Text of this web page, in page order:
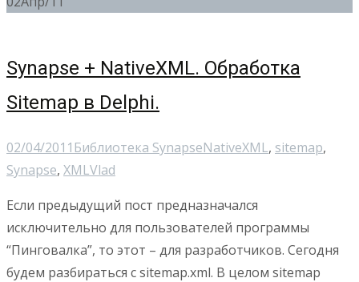
Synapse + NativeXML. Обработка
Sitemap в Delphi.
02/04/2011 Библиотека SynapseNativeXML, sitemap,
Synapse, XMLVlad
Если предыдущий пост предназначался
исключительно для пользователей программы
“Пинговалка”, то этот – для разработчиков. Сегодня
будем разбираться с sitemap.xml. В целом sitemap